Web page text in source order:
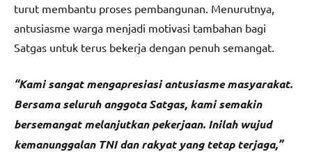
turut membantu proses pembangunan. Menurutnya,
antusiasme warga menjadi motivasi tambahan bagi
Satgas untuk terus bekerja dengan penuh semangat.
“Kami sangat mengapresiasi antusiasme masyarakat.
Bersama seluruh anggota Satgas, kami semakin
bersemangat melanjutkan pekerjaan. Inilah wujud
kemanunggalan TNI dan rakyat yang tetap terjaga,”